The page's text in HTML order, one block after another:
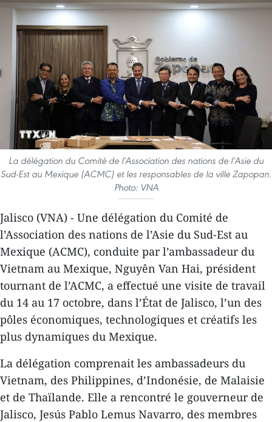
La délégation du Comité de l’Association des nations de l’Asie du
Sud-Est au Mexique (ACMC) et les responsables de la ville Zapopan.
Photo: VNA
Jalisco (VNA) - Une délégation du Comité de
l’Association des nations de l’Asie du Sud-Est au
Mexique (ACMC), conduite par l’ambassadeur du
Vietnam au Mexique, Nguyên Van Hai, président
tournant de l’ACMC, a effectué une visite de travail
du 14 au 17 octobre, dans l’État de Jalisco, l’un des
pôles économiques, technologiques et créatifs les
plus dynamiques du Mexique.
La délégation comprenait les ambassadeurs du
Vietnam, des Philippines, d’Indonésie, de Malaisie
et de Thaïlande. Elle a rencontré le gouverneur de
Jalisco, Jesús Pablo Lemus Navarro, des membres